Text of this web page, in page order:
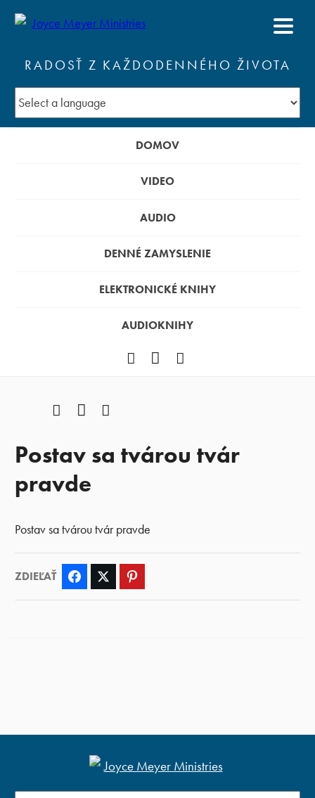
RADOSŤ Z KAŽDODENNÉHO ŽIVOTA
DOMOV
VIDEO
AUDIO
DENNÉ ZAMYSLENIE
ELEKTRONICKÉ KNIHY
AUDIOKNIHY
Facebook
YouTube
FacebookYouTube
Postav sa tvárou tvár
pravde
Postav sa tvárou tvár pravde
ZDIEĽAŤ Facebook Twitter